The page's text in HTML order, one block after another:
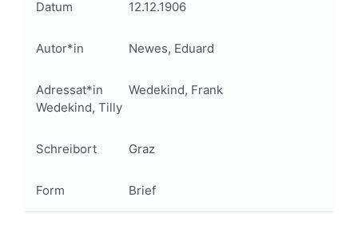
Datum 12.12.1906
Autor*in Newes, Eduard
Adressat*in
Wedekind, Frank
Wedekind, Tilly
Schreibort Graz
Form Brief